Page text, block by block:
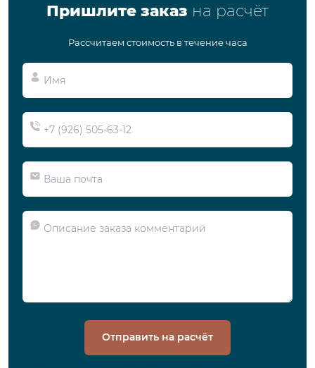
Пришлите заказ на расчёт
Рассчитаем стоимость в течение часа
Отправить на расчёт